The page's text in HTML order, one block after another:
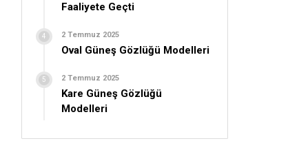
Faaliyete Geçti
2 Temmuz 2025
Oval Güneş Gözlüğü Modelleri
2 Temmuz 2025
Kare Güneş Gözlüğü
Modelleri